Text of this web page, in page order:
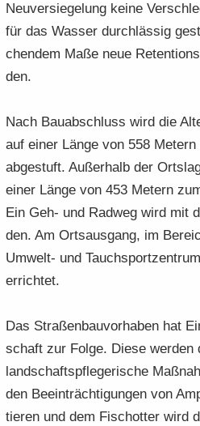
Neu­ver­sie­ge­lung keine
für das Was­ser durch­läs­sig
chen­dem Maße neue
den.
Nach Bau­ab­schluss wird die
auf einer Länge von 558
ab­ge­stuft. Au­ßer­halb der
einer Länge von 453 Me­tern
Ein Geh- und Rad­weg wird mit
den. Am Orts­aus­gang, im
Umwelt-​ und
er­rich­tet.
Das Stra­ßen­bau­vor­ha­ben hat
schaft zur Folge. Diese wer­den
land­schafts­pfle­ge­ri­sche
den Be­ein­träch­ti­gun­gen von
tie­ren und dem Fisch­ot­ter wird